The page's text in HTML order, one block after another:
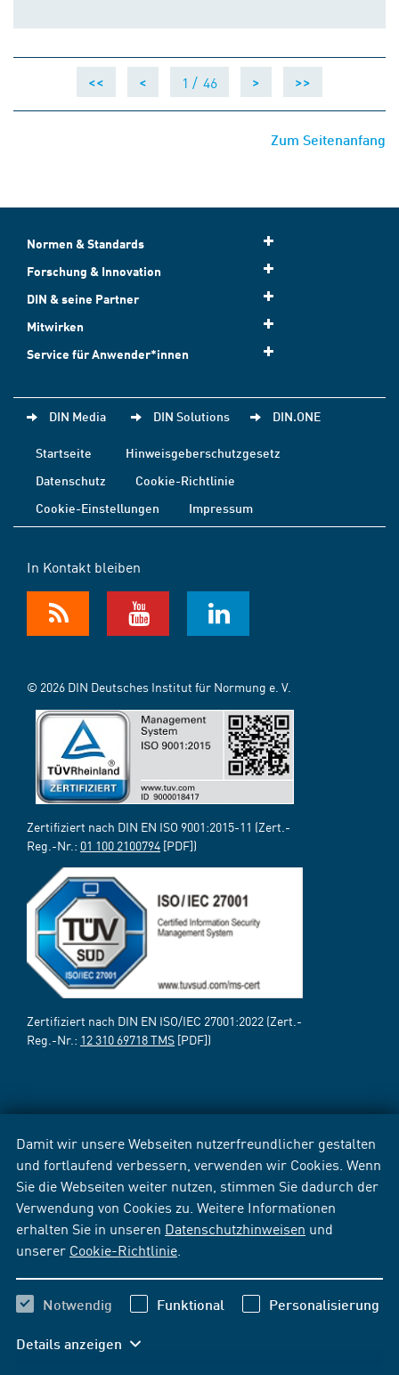
Damit wir unsere Webseiten nutzerfreundlicher gestalten
und fortlaufend verbessern, verwenden wir Cookies. Wenn
Sie die Webseiten weiter nutzen, stimmen Sie dadurch der
Verwendung von Cookies zu. Weitere Informationen
erhalten Sie in unseren Datenschutzhinweisen und
unserer Cookie-Richtlinie
Notwendig Funktional Personalisierung
Details anzeigen
<< < 1 / 46 > >>
Zum Seitenanfang
Normen & Standards
Forschung & Innovation
DIN & seine Partner
Mitwirken
Service für Anwender*innen
DIN Media DIN Solutions DIN.ONE
Startseite
Hinweisgeberschutzgesetz
Datenschutz
Cookie-Richtlinie
Cookie-Einstellungen
Impressum
In Kontakt bleiben
© 2026 DIN Deutsches Institut für Normung e. V.
Zertifiziert nach DIN EN ISO 9001:2015-11 (Zert.-
Reg.-Nr.: 01 100 2100794 [PDF])
Zertifiziert nach DIN EN ISO/IEC 27001:2022 (Zert.-
Reg.-Nr.: 12 310 69718 TMS [PDF])